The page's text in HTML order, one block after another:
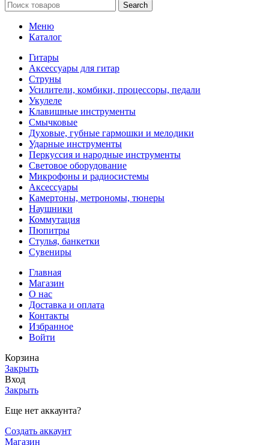
Search
Меню
Каталог
Гитары
Аксессуары для гитар
Струны
Усилители, комбики, процессоры, педали
Укулеле
Клавишные инструменты
Смычковые
Духовые, губные гармошки и мелодики
Ударные инструменты
Перкуссия и народные инструменты
Световое оборудование
Микрофоны и радиосистемы
Аксессуары
Камертоны, метрономы, тюнеры
Наушники
Коммутация
Пюпитры
Стулья, банкетки
Сувениры
Главная
Магазин
О нас
Доставка и оплата
Контакты
Избранное
Войти
Корзина
Закрыть
Вход
Закрыть
Еще нет аккаунта?
Создать аккаунт
Магазин